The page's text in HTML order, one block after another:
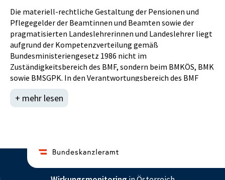
Die materiell-rechtliche Gestaltung der Pensionen und
Pflegegelder der Beamtinnen und Beamten sowie der
pragmatisierten Landeslehrerinnen und Landeslehrer liegt
aufgrund der Kompetenzverteilung gemäß
Bundesministeriengesetz 1986 nicht im
Zuständigkeitsbereich des BMF, sondern beim BMKÖS, BMK
sowie BMSGPK. In den Verantwortungsbereich des BMF
fällt die Besoldung und damit die Aufgabe, die aufgrund der
geltenden Gesetzeslage den Anspruchsberechtigten
fristgerechte und vollumfängliche Auszahlung 2022 zu
100% eingehalten werden.
+ mehr lesen